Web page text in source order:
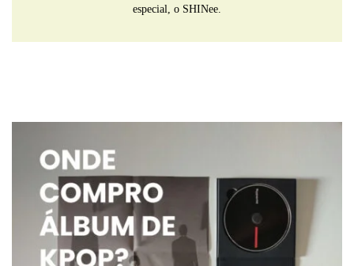
especial, o SHINee.